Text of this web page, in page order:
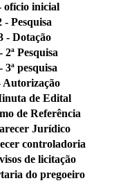
ofício inicial
- Pesquisa
- Dotação
2ª Pesquisa
3ª pesquisa
Autorização
de Edital
de Referência
Jurídico
controladoria
de licitação
do pregoeiro